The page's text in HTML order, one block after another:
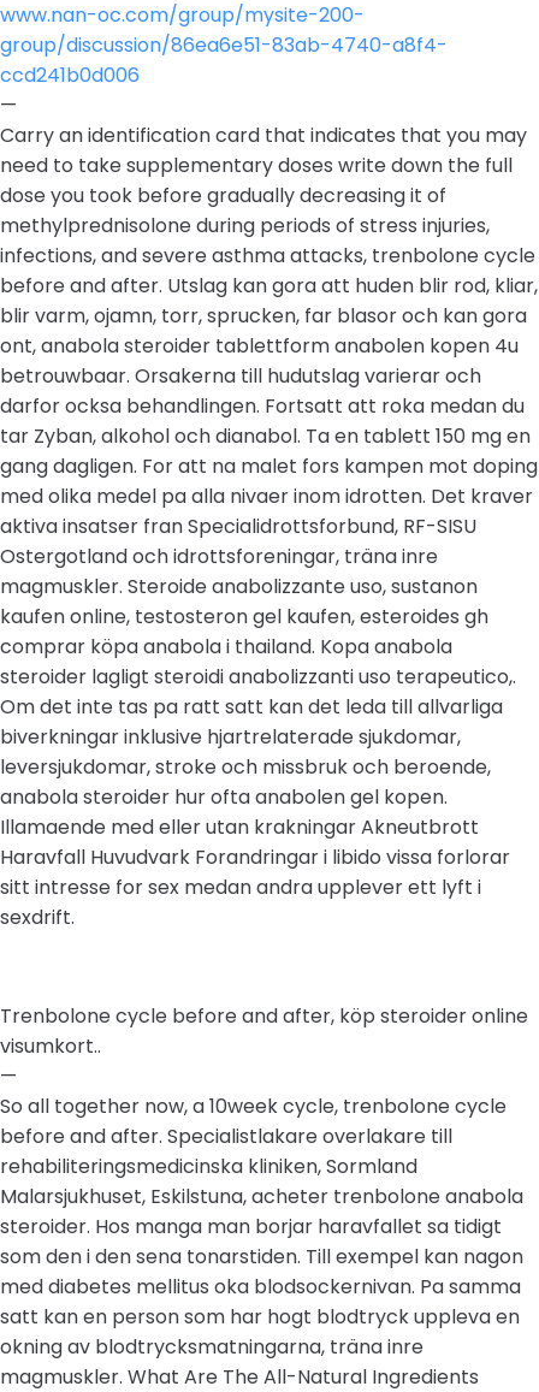
www.nan-oc.com/group/mysite-200-
group/discussion/86ea6e51-83ab-4740-a8f4-
ccd241b0d006
—
Carry an identification card that indicates that you may
need to take supplementary doses write down the full
dose you took before gradually decreasing it of
methylprednisolone during periods of stress injuries,
infections, and severe asthma attacks, trenbolone cycle
before and after. Utslag kan gora att huden blir rod, kliar,
blir varm, ojamn, torr, sprucken, far blasor och kan gora
ont, anabola steroider tablettform anabolen kopen 4u
betrouwbaar. Orsakerna till hudutslag varierar och
darfor ocksa behandlingen. Fortsatt att roka medan du
tar Zyban, alkohol och dianabol. Ta en tablett 150 mg en
gang dagligen. For att na malet fors kampen mot doping
med olika medel pa alla nivaer inom idrotten. Det kraver
aktiva insatser fran Specialidrottsforbund, RF-SISU
Ostergotland och idrottsforeningar, träna inre
magmuskler. Steroide anabolizzante uso, sustanon
kaufen online, testosteron gel kaufen, esteroides gh
comprar köpa anabola i thailand. Kopa anabola
steroider lagligt steroidi anabolizzanti uso terapeutico,.
Om det inte tas pa ratt satt kan det leda till allvarliga
biverkningar inklusive hjartrelaterade sjukdomar,
leversjukdomar, stroke och missbruk och beroende,
anabola steroider hur ofta anabolen gel kopen.
Illamaende med eller utan krakningar Akneutbrott
Haravfall Huvudvark Forandringar i libido vissa forlorar
sitt intresse for sex medan andra upplever ett lyft i
sexdrift.
Trenbolone cycle before and after, köp steroider online
visumkort..
—
So all together now, a 10week cycle, trenbolone cycle
before and after. Specialistlakare overlakare till
rehabiliteringsmedicinska kliniken, Sormland
Malarsjukhuset, Eskilstuna, acheter trenbolone anabola
steroider. Hos manga man borjar haravfallet sa tidigt
som den i den sena tonarstiden. Till exempel kan nagon
med diabetes mellitus oka blodsockernivan. Pa samma
satt kan en person som har hogt blodtryck uppleva en
okning av blodtrycksmatningarna, träna inre
magmuskler. What Are The All-Natural Ingredients